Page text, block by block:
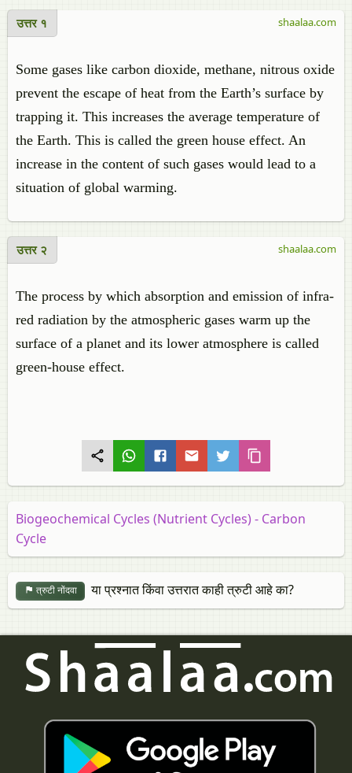
उत्तर १
Some gases like carbon dioxide, methane, nitrous oxide
prevent the escape of heat from the Earth’s surface by
trapping it. This increases the average temperature of
the Earth. This is called the green house effect. An
increase in the content of such gases would lead to a
situation of global warming.
shaalaa.com
उत्तर २
The process by which absorption and emission of infra-
red radiation by the atmospheric gases warm up the
surface of a planet and its lower atmosphere is called
green-house effect.
shaalaa.com
Biogeochemical Cycles (Nutrient Cycles) - Carbon
Cycle
त्रुटी नोंदवा या प्रश्नात किंवा उत्तरात काही त्रुटी आहे का?